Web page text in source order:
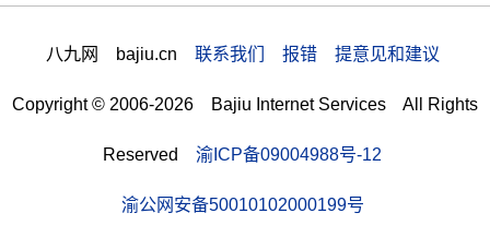
八九网 bajiu.cn 联系我们 报错 提意见和建议
Copyright © 2006-2026 Bajiu Internet Services All Rights
Reserved 渝ICP备09004988号-12
渝公网安备50010102000199号